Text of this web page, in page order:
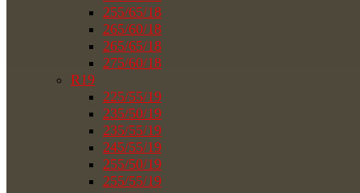
255/65/18
265/60/18
265/65/18
275/60/18
R19
225/55/19
235/50/19
235/55/19
245/55/19
255/50/19
255/55/19